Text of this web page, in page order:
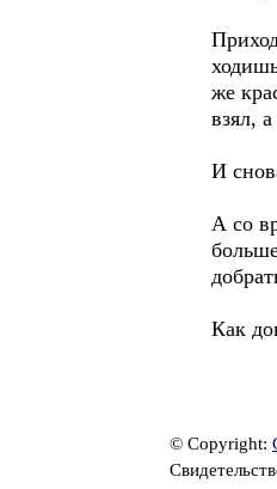
же
взял,
И
А со
Как
© Copyright: